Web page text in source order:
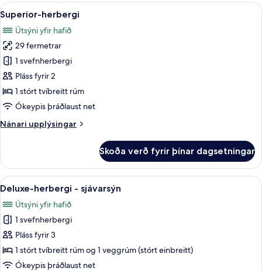
Skoða
allar
myndir
fyrir
Superior-
herbergi
11
Superior-herbergi
Útsýni yfir hafið
29 fermetrar
1 svefnherbergi
Pláss fyrir 2
1 stórt tvíbreitt rúm
Ókeypis þráðlaust net
Nánari upplýsingar
Nánari
herbergi
Skoða verð fyrir þínar dagsetningar
Skoða
allar
myndir
fyrir
Deluxe-
herbergi
-
12
Deluxe-herbergi - sjávarsýn
Útsýni yfir hafið
1 svefnherbergi
Pláss fyrir 3
1 stórt tvíbreitt rúm og 1 veggrúm (stórt einbreitt)
Ókeypis þráðlaust net